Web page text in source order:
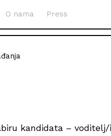
O nama Press
kandidata –